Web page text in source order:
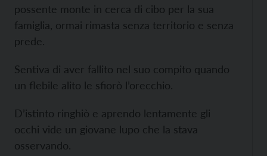
possente monte in cerca di cibo per la sua
famiglia, ormai rimasta senza territorio e senza
prede.
Sentiva di aver fallito nel suo compito quando
un flebile alito le sfiorò l’orecchio.
D’istinto ringhiò e aprendo lentamente gli
occhi vide un giovane lupo che la stava
osservando.